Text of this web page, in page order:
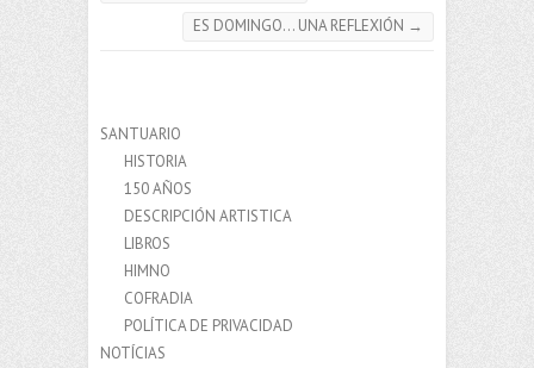
ES DOMINGO… UNA REFLEXIÓN →
SANTUARIO
HISTORIA
150 AÑOS
DESCRIPCIÓN ARTISTICA
LIBROS
HIMNO
COFRADIA
POLÍTICA DE PRIVACIDAD
NOTÍCIAS